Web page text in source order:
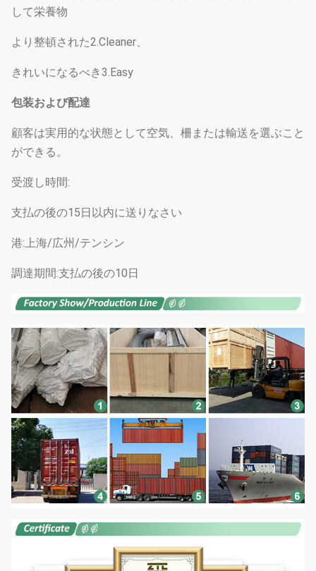
して栄養物
より整頓された2.Cleaner、
きれいになるべき3.Easy
包装および配達
顧客は実用的な状態として空気、柵または輸送を選ぶこと
ができる。
受渡し時間:
支払の後の15日以内に送りなさい
港:上海/広州/テンシン
調達期間:支払の後の10日